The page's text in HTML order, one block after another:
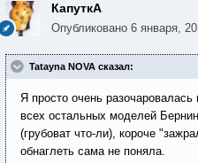
КапуткА
Опубликовано 6 января,
Tatayna NOVA сказал:
Я просто очень
всех остальных моделей
(грубоват что-ли), короче
обнаглеть сама не поняла.